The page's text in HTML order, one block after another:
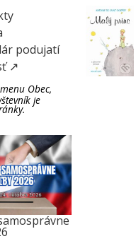
podujatí
↗
Obec,
je